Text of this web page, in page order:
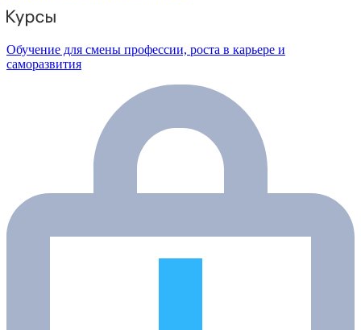
Обучение для смены профессии, роста в карьере и
саморазвития